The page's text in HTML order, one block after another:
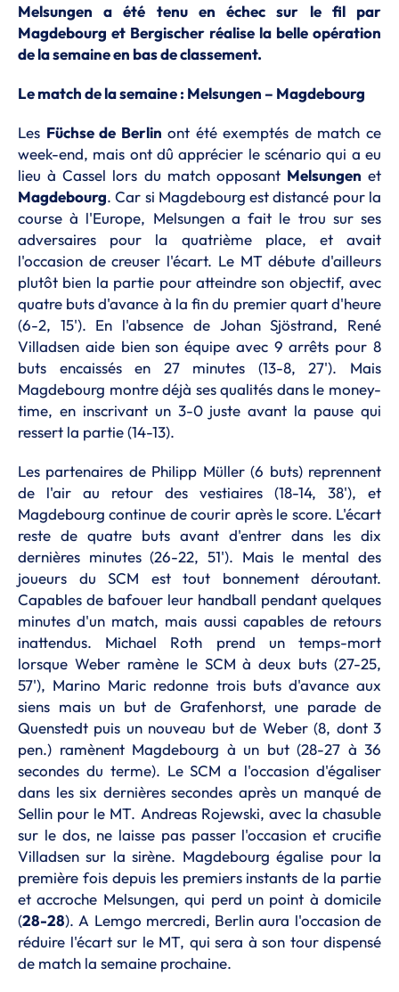
Melsungen a été tenu en échec sur le fil par
Magdebourg et Bergischer réalise la belle opération
de la semaine en bas de classement.
Le match de la semaine : Melsungen – Magdebourg
Les Füchse de Berlin ont été exemptés de match ce
week-end, mais ont dû apprécier le scénario qui a eu
lieu à Cassel lors du match opposant Melsungen et
Magdebourg. Car si Magdebourg est distancé pour la
course à l'Europe, Melsungen a fait le trou sur ses
adversaires pour la quatrième place, et avait
l'occasion de creuser l'écart. Le MT débute d'ailleurs
plutôt bien la partie pour atteindre son objectif, avec
quatre buts d'avance à la fin du premier quart d'heure
(6-2, 15'). En l'absence de Johan Sjöstrand, René
Villadsen aide bien son équipe avec 9 arrêts pour 8
buts encaissés en 27 minutes (13-8, 27'). Mais
Magdebourg montre déjà ses qualités dans le money-
time, en inscrivant un 3-0 juste avant la pause qui
ressert la partie (14-13).
Les partenaires de Philipp Müller (6 buts) reprennent
de l'air au retour des vestiaires (18-14, 38'), et
Magdebourg continue de courir après le score. L'écart
reste de quatre buts avant d'entrer dans les dix
dernières minutes (26-22, 51'). Mais le mental des
joueurs du SCM est tout bonnement déroutant.
Capables de bafouer leur handball pendant quelques
minutes d'un match, mais aussi capables de retours
inattendus. Michael Roth prend un temps-mort
lorsque Weber ramène le SCM à deux buts (27-25,
57'), Marino Maric redonne trois buts d'avance aux
siens mais un but de Grafenhorst, une parade de
Quenstedt puis un nouveau but de Weber (8, dont 3
pen.) ramènent Magdebourg à un but (28-27 à 36
secondes du terme). Le SCM a l'occasion d'égaliser
dans les six dernières secondes après un manqué de
Sellin pour le MT. Andreas Rojewski, avec la chasuble
sur le dos, ne laisse pas passer l'occasion et crucifie
Villadsen sur la sirène. Magdebourg égalise pour la
première fois depuis les premiers instants de la partie
et accroche Melsungen, qui perd un point à domicile
(28-28). A Lemgo mercredi, Berlin aura l'occasion de
réduire l'écart sur le MT, qui sera à son tour dispensé
de match la semaine prochaine.